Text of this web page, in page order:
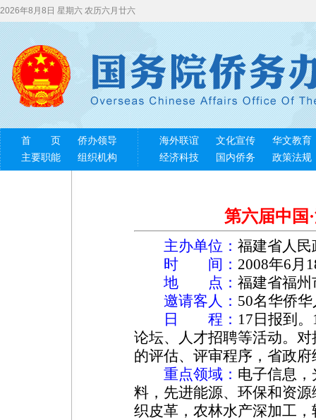
2026年8月8日 星期六 农历六月廿六
首 页
侨办领导
主要职能
组织机构
海外联谊 文化宣传
华文教育
经济科技
国内侨务 政策法规
第六届中国
主办单位： 福建省人
时 间： 2008年6月
地 点： 福建省福州
邀请客人： 50名华侨
日 程： 17日报到
论坛、人才招聘等活动。
的评估、评审程序，省政
重点领域： 电子信息
料，先进能源、环保和资
织皮革，农林水产深加工